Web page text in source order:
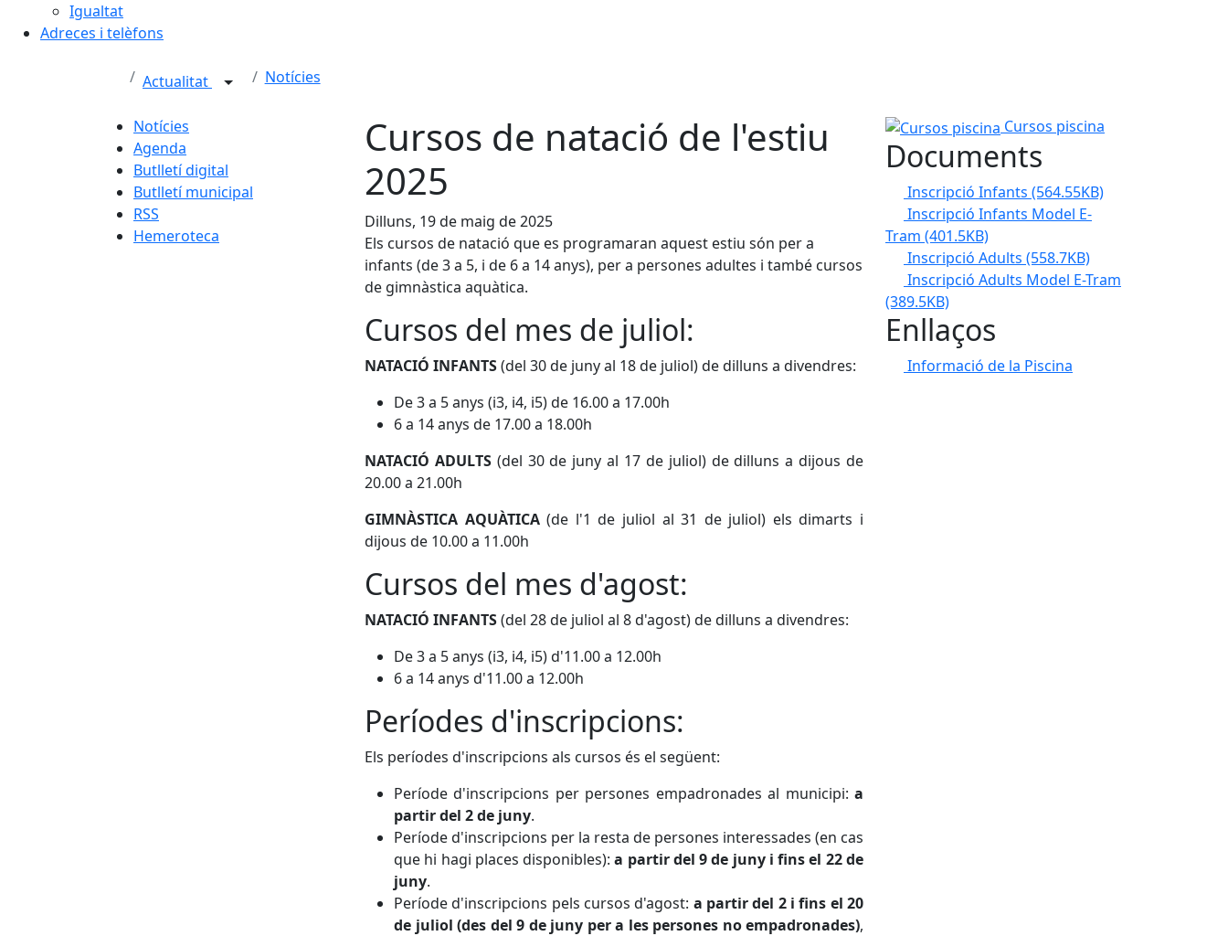
Igualtat
Adreces i telèfons
Actualitat Notícies
Notícies
Agenda
Butlletí digital
Butlletí municipal
RSS
Hemeroteca
Cursos de natació de l'estiu
2025
Dilluns, 19 de maig de 2025
Els cursos de natació que es programaran aquest estiu són per a
infants (de 3 a 5, i de 6 a 14 anys), per a persones adultes i també cursos
de gimnàstica aquàtica.
Cursos del mes de juliol:
NATACIÓ INFANTS(del 30 de juny al 18 de juliol) de dilluns a divendres:
De 3 a 5 anys (i3, i4, i5) de 16.00 a 17.00h
6 a 14 anys de 17.00 a 18.00h
NATACIÓ ADULTS(del 30 de juny al 17 de juliol) de dilluns a dijous de
20.00 a 21.00h
GIMNÀSTICA AQUÀTICA(de l'1 de juliol al 31 de juliol) els dimarts i
dijous de 10.00 a 11.00h
Cursos del mes d'agost:
NATACIÓ INFANTS(del 28 de juliol al 8 d'agost) de dilluns a divendres:
De 3 a 5 anys (i3, i4, i5) d'11.00 a 12.00h
6 a 14 anys d'11.00 a 12.00h
Períodes d'inscripcions:
Els períodes d'inscripcions als cursos és el següent:
Període d'inscripcions per persones empadronades al municipi: a
partir del 2 de juny.
Període d'inscripcions per la resta de persones interessades (en cas
que hi hagi places disponibles):a partir del 9 de juny i fins el 22 de
juny.
Període d'inscripcions pels cursos d'agost: a partir del 2 i fins el 20
de juliol (des del 9 de juny per a les persones no empadronades),
Cursos piscina Cursos piscina
Documents
Inscripció Infants (564.55KB)
Inscripció Infants Model E-
Tram (401.5KB)
Inscripció Adults (558.7KB)
Inscripció Adults Model E-Tram
(389.5KB)
Enllaços
Informació de la Piscina